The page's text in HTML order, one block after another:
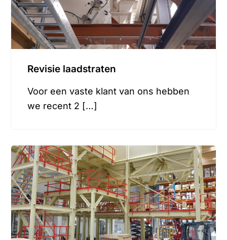
Revisie laadstraten
Voor een vaste klant van ons hebben
we recent 2 […]